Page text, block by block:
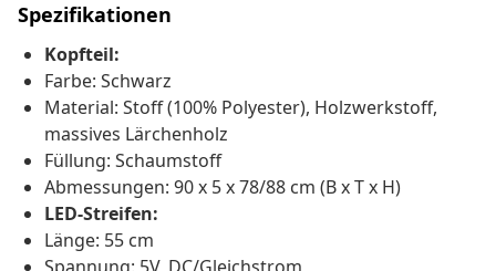
Spezifikationen
Kopfteil:
Farbe: Schwarz
Material: Stoff (100% Polyester), Holzwerkstoff,
massives Lärchenholz
Füllung: Schaumstoff
Abmessungen: 90 x 5 x 78/88 cm (B x T x H)
LED-Streifen:
Länge: 55 cm